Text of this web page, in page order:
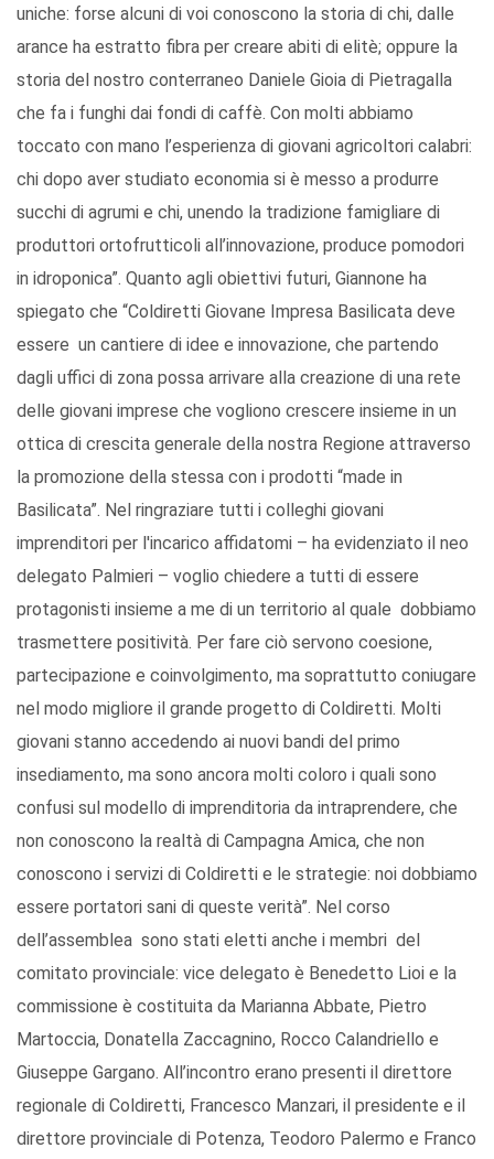
uniche: forse alcuni di voi conoscono la storia di chi, dalle
arance ha estratto fibra per creare abiti di elitè; oppure la
storia del nostro conterraneo Daniele Gioia di Pietragalla
che fa i funghi dai fondi di caffè. Con molti abbiamo
toccato con mano l’esperienza di giovani agricoltori calabri:
chi dopo aver studiato economia si è messo a produrre
succhi di agrumi e chi, unendo la tradizione famigliare di
produttori ortofrutticoli all’innovazione, produce pomodori
in idroponica”. Quanto agli obiettivi futuri, Giannone ha
spiegato che “Coldiretti Giovane Impresa Basilicata deve
essere un cantiere di idee e innovazione, che partendo
dagli uffici di zona possa arrivare alla creazione di una rete
delle giovani imprese che vogliono crescere insieme in un
ottica di crescita generale della nostra Regione attraverso
la promozione della stessa con i prodotti “made in
Basilicata”. Nel ringraziare tutti i colleghi giovani
imprenditori per l'incarico affidatomi – ha evidenziato il neo
delegato Palmieri – voglio chiedere a tutti di essere
protagonisti insieme a me di un territorio al quale dobbiamo
trasmettere positività. Per fare ciò servono coesione,
partecipazione e coinvolgimento, ma soprattutto coniugare
nel modo migliore il grande progetto di Coldiretti. Molti
giovani stanno accedendo ai nuovi bandi del primo
insediamento, ma sono ancora molti coloro i quali sono
confusi sul modello di imprenditoria da intraprendere, che
non conoscono la realtà di Campagna Amica, che non
conoscono i servizi di Coldiretti e le strategie: noi dobbiamo
essere portatori sani di queste verità”. Nel corso
dell’assemblea sono stati eletti anche i membri del
comitato provinciale: vice delegato è Benedetto Lioi e la
commissione è costituita da Marianna Abbate, Pietro
Martoccia, Donatella Zaccagnino, Rocco Calandriello e
Giuseppe Gargano. All’incontro erano presenti il direttore
regionale di Coldiretti, Francesco Manzari, il presidente e il
direttore provinciale di Potenza, Teodoro Palermo e Franco